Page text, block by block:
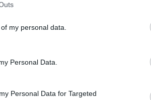
my personal data.
Personal Data.
Personal Data for Targeted
έξω» λέει η οδηγός που
Βία